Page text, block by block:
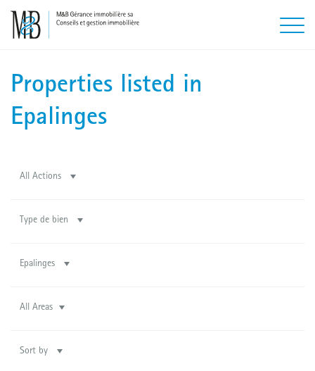
Properties listed in
Epalinges
All Actions
Type de bien
Epalinges
All Areas
Sort by